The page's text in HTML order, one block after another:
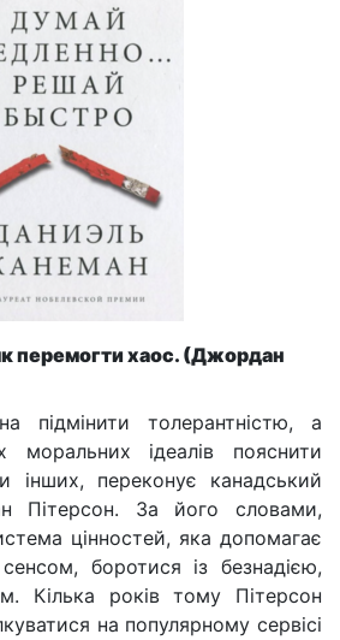
перемогти хаос. (Джордан
підмінити толерантністю, а
моральних ідеалів пояснити
інших, переконує канадський
Пітерсон. За його словами,
цінностей, яка допомагає
боротися із безнадією,
Кілька років тому Пітерсон
на популярному сервісі